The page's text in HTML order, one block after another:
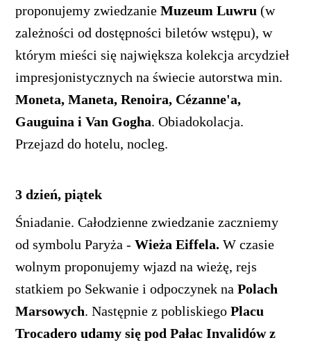
proponujemy zwiedzanieMuzeum Luwru (w
zależności od dostępności biletów wstępu), w
którym mieści się największa kolekcja arcydzieł
impresjonistycznych na świecie autorstwa min.
Moneta, Maneta, Renoira, Cézanne'a,
Gauguina i Van Gogha. Obiadokolacja.
Przejazd do hotelu, nocleg.
3 dzień, piątek
Śniadanie. Całodzienne zwiedzanie zaczniemy
od symbolu Paryża -Wieża Eiffela. W czasie
wolnym proponujemy wjazd na wieżę, rejs
statkiem po Sekwanie i odpoczynek naPolach
Marsowych. Następnie z pobliskiegoPlacu
Trocadero udamy się pod Pałac Invalidów z